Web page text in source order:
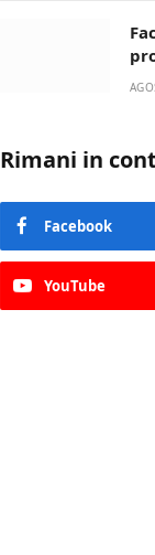
Rimani in
Facebook
YouTube